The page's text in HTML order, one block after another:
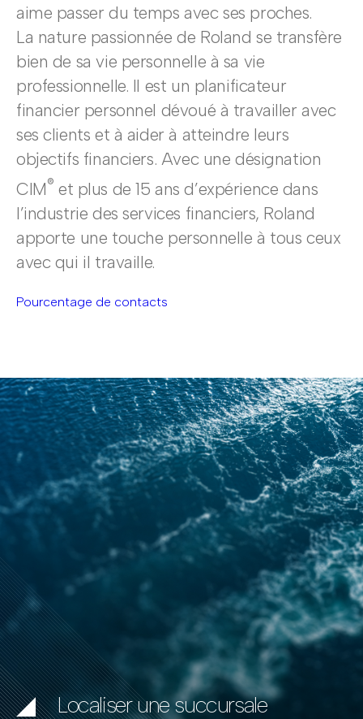
aime passer du temps avec ses proches.
La nature passionnée de Roland se transfère
bien de sa vie personnelle à sa vie
professionnelle. Il est un planificateur
financier personnel dévoué à travailler avec
ses clients et à aider à atteindre leurs
objectifs financiers. Avec une désignation
CIM® et plus de 15 ans d’expérience dans
l’industrie des services financiers, Roland
apporte une touche personnelle à tous ceux
avec qui il travaille.
Pourcentage de contacts
Localiser une succursale